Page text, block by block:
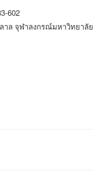
602
าล จุฬาลงกรณ์มหาวิทยาลัย